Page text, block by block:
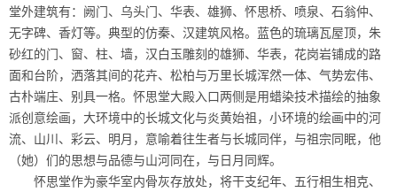
堂外建筑有：阙门、乌头门、华表、雄狮、怀思桥、喷泉、石翁仲、
无字碑、香灯等。典型的仿秦、汉建筑风格。蓝色的琉璃瓦屋顶，朱
砂红的门、窗、柱、墙，汉白玉雕刻的雄狮、华表，花岗岩铺成的路
面和台阶，洒落其间的花卉、松柏与万里长城浑然一体、气势宏伟、
古朴端庄、别具一格。怀思堂大殿入口两侧是用蜡染技术描绘的抽象
派创意绘画，大环境中的长城文化与炎黄始祖，小环境的绘画中的河
流、山川、彩云、明月，意喻着往生者与长城同伴，与祖宗同眠，他
（她）们的思想与品德与山河同在，与日月同辉。
怀思堂作为豪华室内骨灰存放处，将干支纪年、五行相生相克、